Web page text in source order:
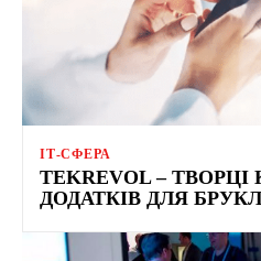
ІТ-СФЕРА
TEKREVOL –
ДОДАТКІВ ДЛЯ